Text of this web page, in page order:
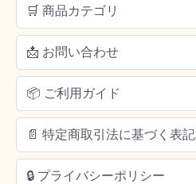
🛒 商品カテゴリ
📩 お問い合わせ
📦 ご利用ガイド
📄 特定商取引法に基づく表記
🔒 プライバシーポリシー